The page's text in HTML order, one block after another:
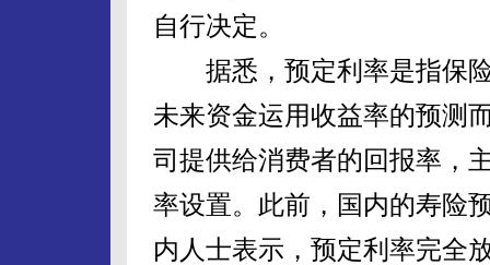
自行决定。
据悉，预定利率是指保险
未来资金运用收益率的预测
司提供给消费者的回报率，
率设置。此前，国内的寿险
内人士表示，预定利率完全